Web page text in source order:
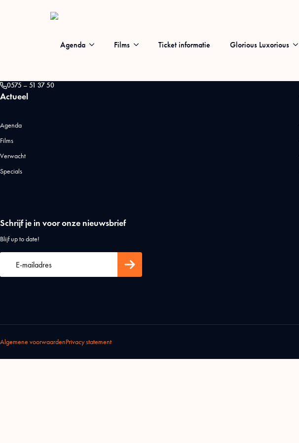
Agenda Films Ticket informatie Glorious Luxorious
0575 – 51 37 50
Actueel
Agenda
Films
Verwacht
Specials
Schrijf je in voor onze nieuwsbrief
Blijf up to date!
Algemene voorwaardenPrivacy statement